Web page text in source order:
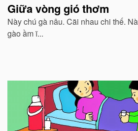
Giữa vòng gió thơm
Này chú gà nâu. Cãi nhau chi thế.
gào ầm ĩ...